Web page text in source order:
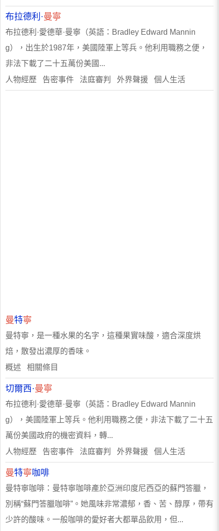
布拉德利·曼寧
布拉德利·愛德華·曼寧（英語：Bradley Edward Mannin
g），出生於1987年，美國陸軍上等兵。他利用職務之便，
非法下載了二十五萬份美國...
人物經歷 告密事件 法庭審判 外界聲援 個人生活
曼特寧
曼特寧，是一種水果的名字，這種果實味酸，適合深度烘
焙，散發出濃厚的香味。
概述 相關條目
切爾西·曼寧
布拉德利·愛德華·曼寧（英語：Bradley Edward Mannin
g），美國陸軍上等兵。他利用職務之便，非法下載了二十五
萬份美國政府的機密資料，轉...
人物經歷 告密事件 法庭審判 外界聲援 個人生活
曼特寧咖啡
曼特寧咖啡：曼特寧咖啡產於亞洲印度尼西亞的蘇門答臘，
別稱“蘇門答臘咖啡”。她風味非常濃郁，香、苦、醇厚，帶有
少許的酸味。一般咖啡的愛好者大都單品飲用，但...